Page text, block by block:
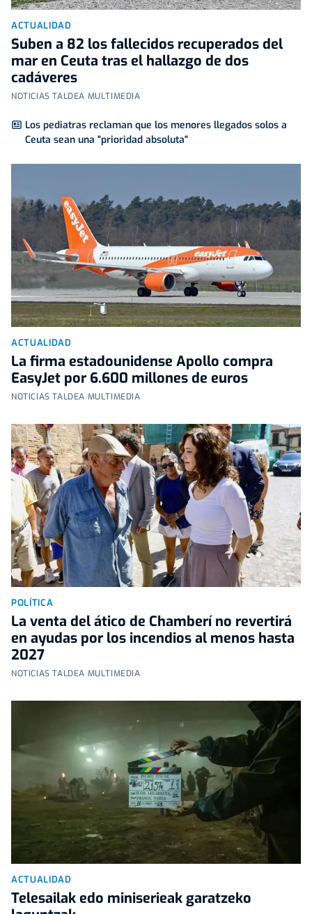
ACTUALIDAD
Suben a 82 los fallecidos recuperados del
mar en Ceuta tras el hallazgo de dos
cadáveres
NOTICIAS TALDEA MULTIMEDIA
Los pediatras reclaman que los menores llegados solos a
Ceuta sean una "prioridad absoluta"
ACTUALIDAD
La firma estadounidense Apollo compra
EasyJet por 6.600 millones de euros
NOTICIAS TALDEA MULTIMEDIA
POLÍTICA
La venta del ático de Chamberí no revertirá
en ayudas por los incendios al menos hasta
2027
NOTICIAS TALDEA MULTIMEDIA
ACTUALIDAD
Telesailak edo miniserieak garatzeko